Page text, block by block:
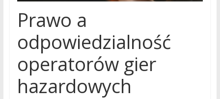
Prawo a
odpowiedzialność
operatorów gier
hazardowych